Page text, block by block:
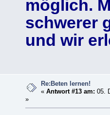
möglich.
schwerer
und wir
Re:Beten lernen!
«Antwort #13 am: 05.
»